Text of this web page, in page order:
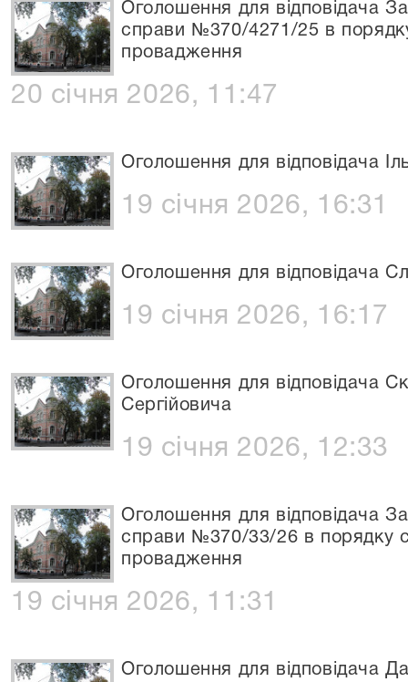
Оголошення для відповідача
справи №370/4271/25 в
провадження
20 січня 2026, 11:47
Оголошення для відповідача
19 січня 2026, 16:31
Оголошення для відповідача
19 січня 2026, 16:17
Оголошення для відповідача
Сергійовича
19 січня 2026, 12:33
Оголошення для відповідача
справи №370/33/26 в порядку
провадження
19 січня 2026, 11:31
Оголошення для відповідача